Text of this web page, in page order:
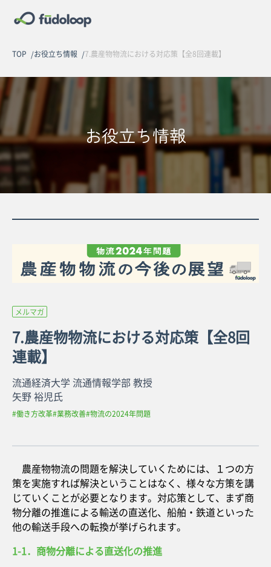
TOP お役立ち情報 7.農産物物流における対応策【全8回連載】
お役立ち情報
メルマガ
7.農産物物流における対応策【全8回
連載】
流通経済大学 流通情報学部 教授
矢野 裕児氏
#働き方改革#業務改善#物流の2024年問題
農産物物流の問題を解決していくためには、１つの方
策を実施すれば解決ということはなく、様々な方策を講
じていくことが必要となります。対応策として、まず商
物分離の推進による輸送の直送化、船舶・鉄道といった
他の輸送手段への転換が挙げられます。
1-1．商物分離による直送化の推進